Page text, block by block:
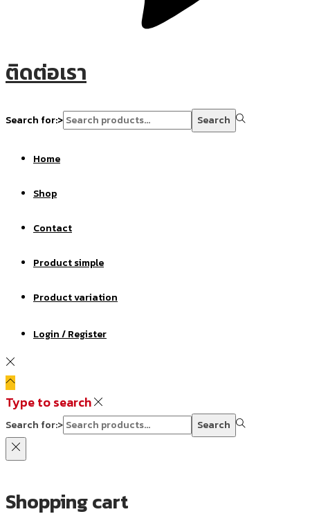
ติดต่อเรา
Search for:> Search
Home
Shop
Contact
Product simple
Product variation
Login / Register
Type to search
Search for:> Search
Shopping cart